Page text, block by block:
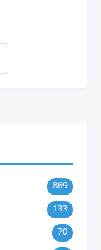
869
133
70